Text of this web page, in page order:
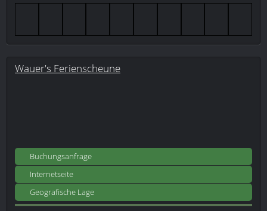
Wauer's Ferienscheune
Buchungsanfrage
Internetseite
Geografische Lage